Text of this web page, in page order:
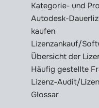
Kategorie- und
Autodesk-
kaufen
Lizenzankauf/
Übersicht der
Häufig gestellte
Lizenz-Audit/
Glossar